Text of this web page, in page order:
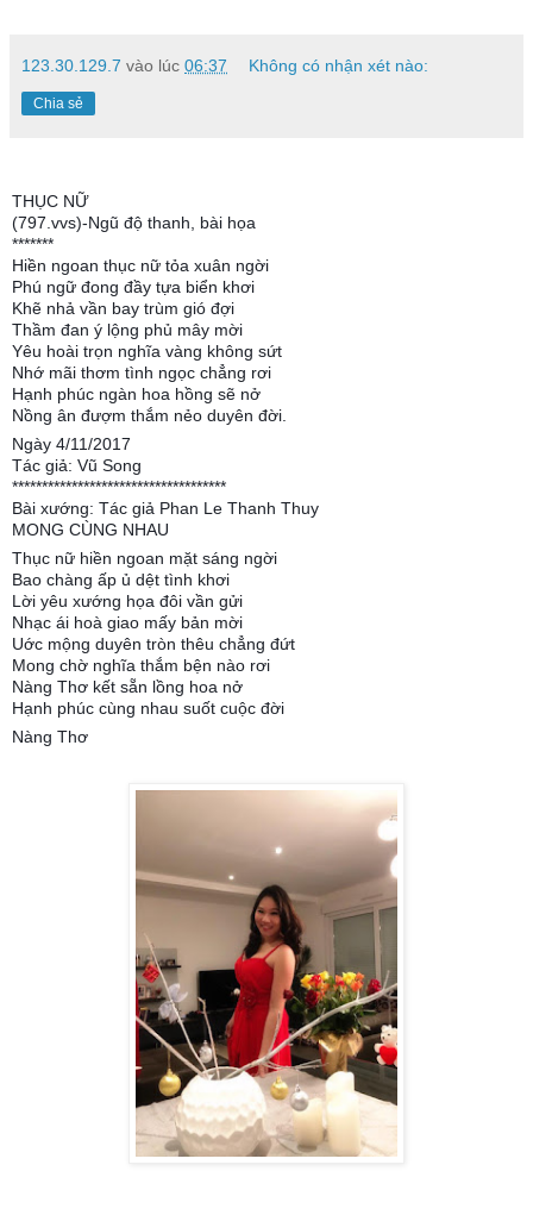
123.30.129.7 vào lúc 06:37 Không có nhận xét nào:
Chia sẻ
THỤC NỮ
(797.vvs)-Ngũ độ thanh, bài họa
*******
Hiền ngoan thục nữ tỏa xuân ngời
Phú ngữ đong đầy tựa biển khơi
Khẽ nhả vần bay trùm gió đợi
Thầm đan ý lộng phủ mây mời
Yêu hoài trọn nghĩa vàng không sứt
Nhớ mãi thơm tình ngọc chẳng rơi
Hạnh phúc ngàn hoa hồng sẽ nở
Nồng ân đượm thắm nẻo duyên đời.
Ngày 4/11/2017
Tác giả: Vũ Song
************************************
Bài xướng: Tác giả Phan Le Thanh Thuy
MONG CÙNG NHAU
Thục nữ hiền ngoan mặt sáng ngời
Bao chàng ấp ủ dệt tình khơi
Lời yêu xướng họa đôi vần gửi
Nhạc ái hoà giao mấy bản mời
Uớc mộng duyên tròn thêu chẳng đứt
Mong chờ nghĩa thắm bện nào rơi
Nàng Thơ kết sẵn lồng hoa nở
Hạnh phúc cùng nhau suốt cuộc đời
Nàng Thơ